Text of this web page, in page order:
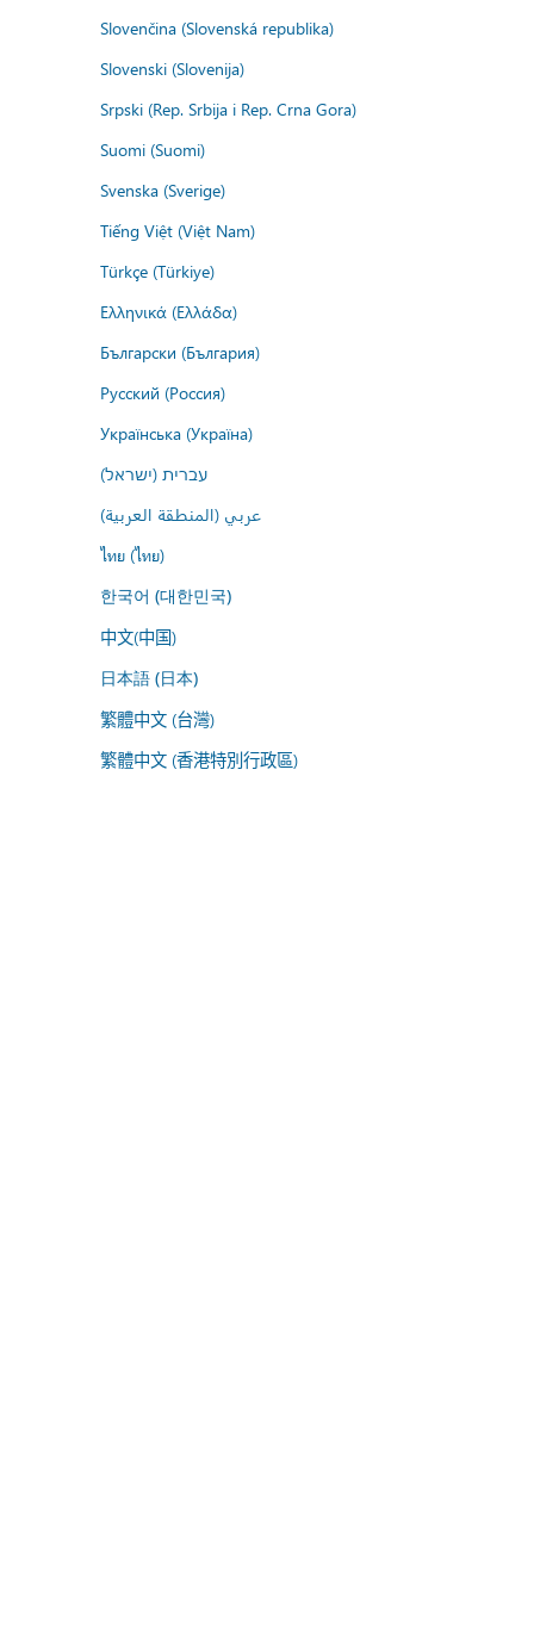
Slovenčina (Slovenská republika)
Slovenski (Slovenija)
Srpski (Rep. Srbija i Rep. Crna Gora)
Suomi (Suomi)
Svenska (Sverige)
Tiếng Việt (Việt Nam)
Türkçe (Türkiye)
Ελληνικά (Ελλάδα)
Български (България)
Русский (Россия)
Українська (Україна)
עברית (ישראל)
عربي (المنطقة العربية)
ไทย (ไทย)
한국어 (대한민국)
中文(中国)
日本語 (日本)
繁體中文 (台灣)
繁體中文 (香港特別行政區)